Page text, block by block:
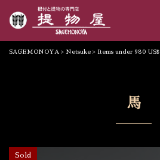
SAGEMONOYA > Netsuke > Items under 980 US$
馬
Sold